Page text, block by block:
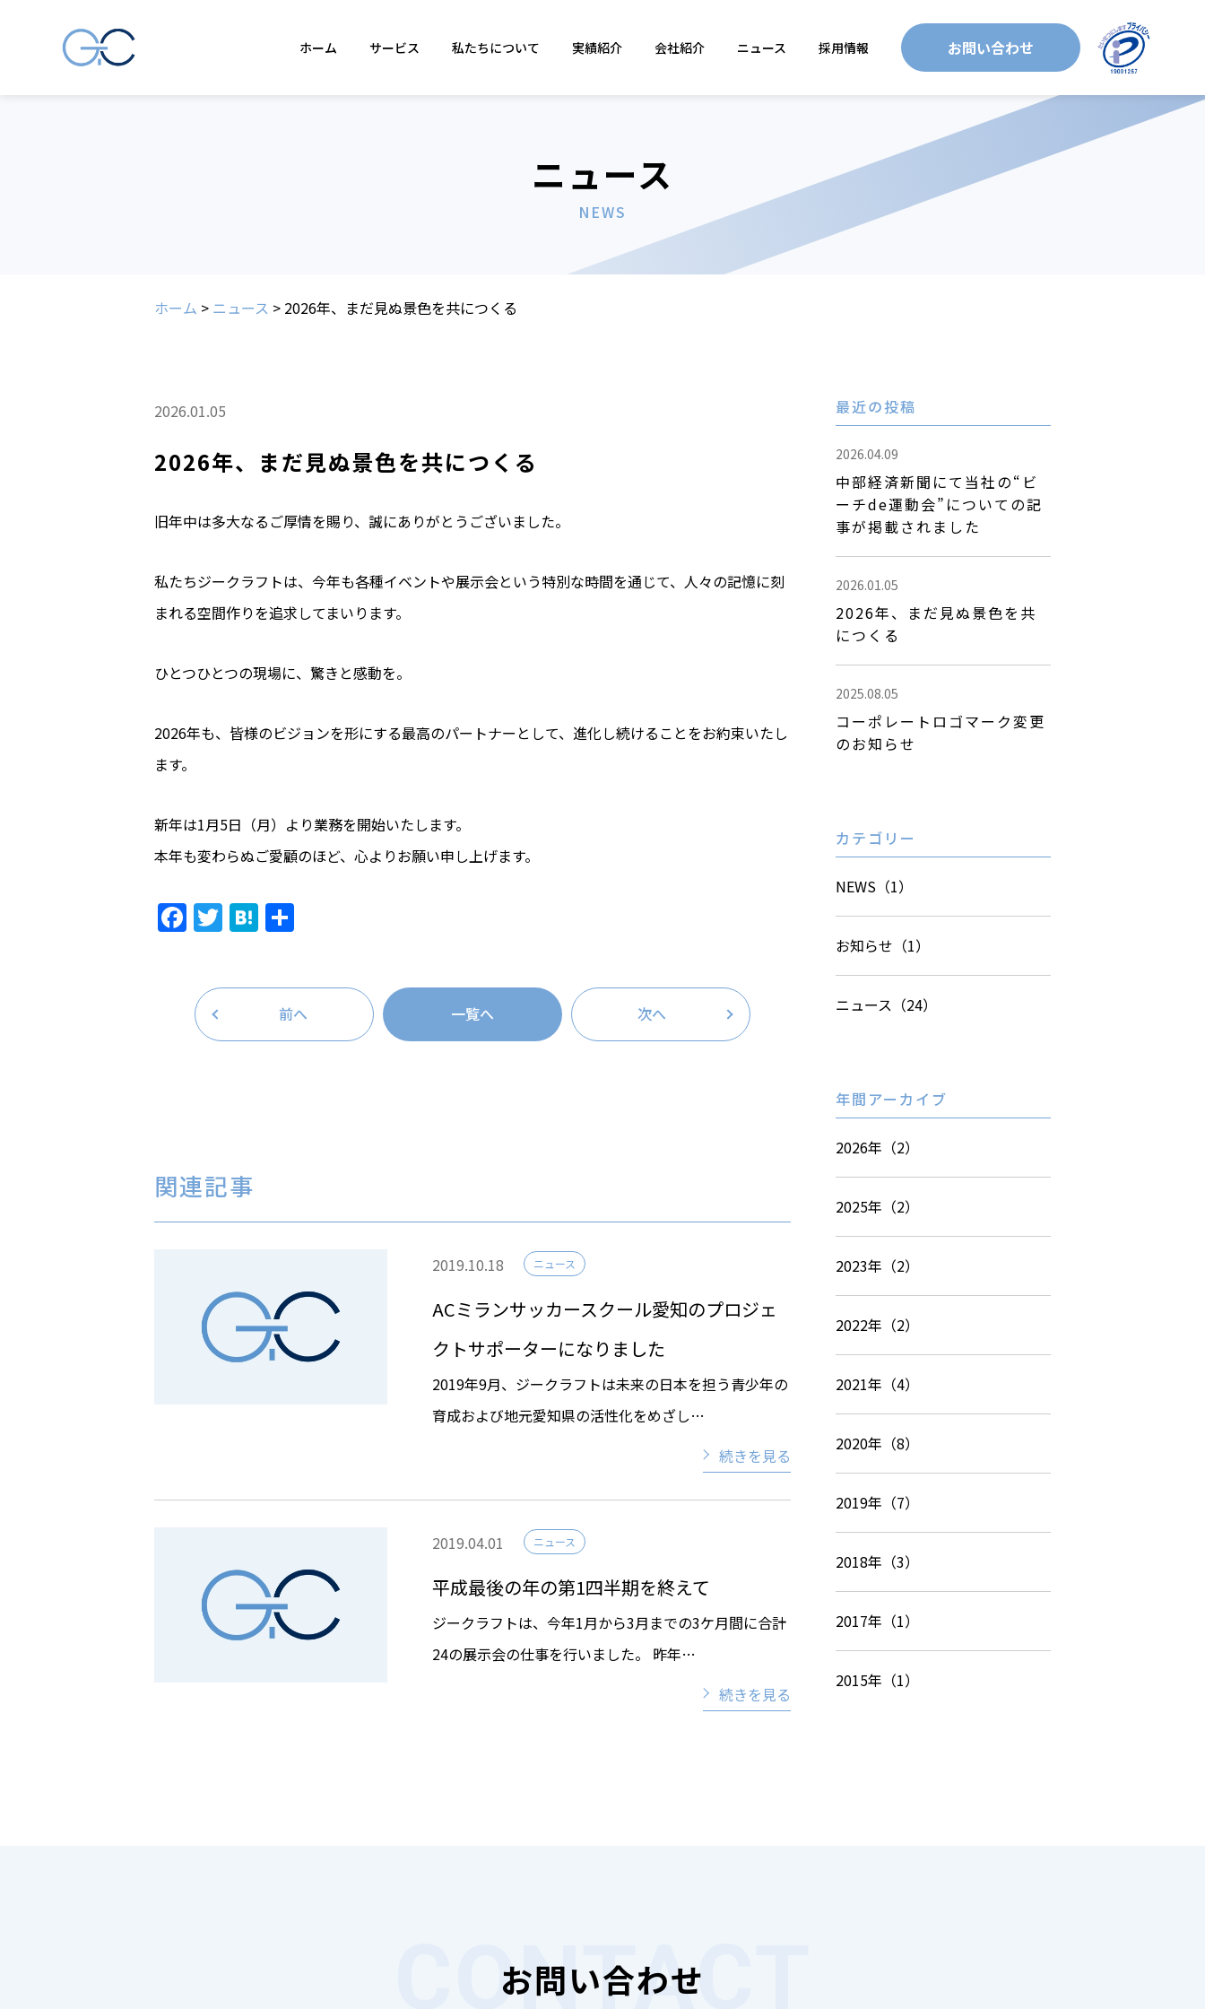
ホーム サービス 私たちについて 実績紹介 会社紹介 ニュース 採用情報 お問い合わせ
ニュース
NEWS
ホーム > ニュース > 2026年、まだ見ぬ景色を共につくる
2026.01.05
2026年、まだ見ぬ景色を共につくる
旧年中は多大なるご厚情を賜り、誠にありがとうございました。
私たちジークラフトは、今年も各種イベントや展示会という特別な時間を通じて、人々の記憶に刻
まれる空間作りを追求してまいります。
ひとつひとつの現場に、驚きと感動を。
2026年も、皆様のビジョンを形にする最高のパートナーとして、進化し続けることをお約束いたし
ます。
新年は1月5日（月）より業務を開始いたします。
本年も変わらぬご愛顧のほど、心よりお願い申し上げます。
Facebook
TwitterHatena
前へ 一覧へ 次へ
関連記事
2019.10.18 ニュース
ACミランサッカースクール愛知のプロジェ
クトサポーターになりました
2019年9月、ジークラフトは未来の日本を担う青少年の
育成および地元愛知県の活性化をめざし…
続きを見る
2019.04.01 ニュース
平成最後の年の第1四半期を終えて
ジークラフトは、今年1月から3月までの3ケ月間に合計
24の展示会の仕事を行いました。 昨年…
続きを見る
最近の投稿
2026.04.09
中部経済新聞にて当社の“ビ
ーチde運動会”についての記
事が掲載されました
2026.01.05
2026年、まだ見ぬ景色を共
につくる
2025.08.05
コーポレートロゴマーク変更
のお知らせ
カテゴリー
NEWS（1）
お知らせ（1）
ニュース（24）
年間アーカイブ
2026年（2）
2025年（2）
2023年（2）
2022年（2）
2021年（4）
2020年（8）
2019年（7）
2018年（3）
2017年（1）
2015年（1）
お問い合わせ